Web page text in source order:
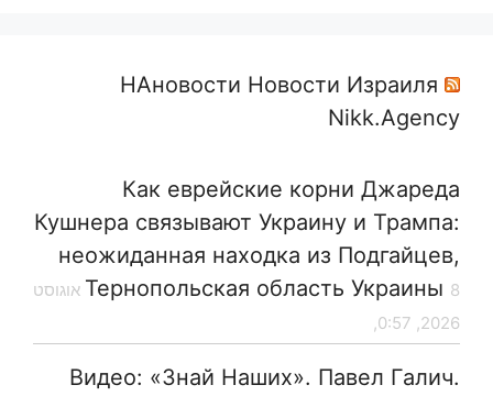
НАновости Новости Израиля
Nikk.Agency
Как еврейские корни Джареда
Кушнера связывают Украину и Трампа:
неожиданная находка из Подгайцев,
Тернопольская область Украины 8 אוגוסט
2026, 0:57,
Видео: «Знай Наших». Павел Галич.